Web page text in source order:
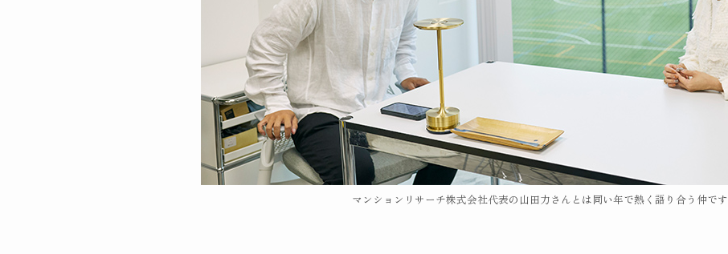
マンションリサーチ株式会社代表の山田力さんとは同い年で熱く語り合う仲です